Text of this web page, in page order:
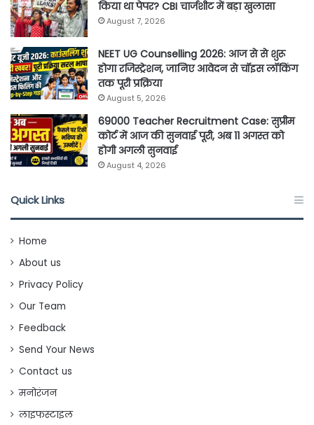
किया था पेपर? CBI चार्जशीट में बड़ा खुलासा
August 7, 2026
NEET UG Counselling 2026: आज से से शुरू
होगा रजिस्ट्रेशन, जानिए आवेदन से चॉइस लॉकिंग
तक पूरी प्रक्रिया
August 5, 2026
69000 Teacher Recruitment Case: सुप्रीम
कोर्ट में आज की सुनवाई पूरी, अब 11 अगस्त को
होगी अगली सुनवाई
August 4, 2026
Quick Links
Home
About us
Privacy Policy
Our Team
Feedback
Send Your News
Contact us
मनोरंजन
लाइफस्टाइल